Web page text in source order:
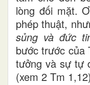
lòng đối mặt.
phép thuật,
sủng và đức
bước trước của
tưởng và sự tự
(xem 2 Tm